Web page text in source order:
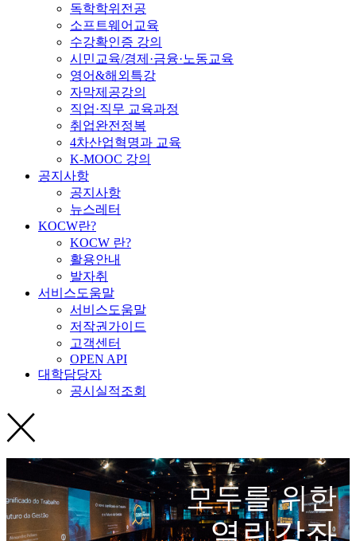
독학학위전공
소프트웨어교육
수강확인증 강의
시민교육/경제·금융·노동교육
영어&해외특강
자막제공강의
직업·직무 교육과정
취업완전정복
4차산업혁명과 교육
K-MOOC 강의
공지사항
공지사항
뉴스레터
KOCW란?
KOCW 란?
활용안내
발자취
서비스도움말
서비스도움말
저작권가이드
고객센터
OPEN API
대학담당자
공시실적조회
모두를 위한